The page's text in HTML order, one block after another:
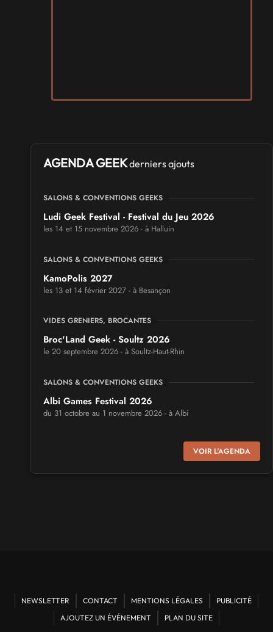
AGENDA GEEKderniers ajouts
SALONS & CONVENTIONS GEEKS
Ludi Geek Festival - Festival du Jeu 2026
les 14 et 15 novembre 2026 - à Halluin
SALONS & CONVENTIONS GEEKS
KamoPolis 2027
les 13 et 14 février 2027 - à Besançon
VIDES GRENIERS, BROCANTES
Broc'Land Geek - Soultz 2026
le 20 septembre 2026 - à Soultz-Haut-Rhin
SALONS & CONVENTIONS GEEKS
Albi Games Festival 2026
du 31 octobre au 1 novembre 2026 - à Albi
Virtual Calais - salon du jeu vidéo et des loisirs
numériques 2026
Mang'Azur 2027
les 24 et 25 avril 2027 - à Toulon
VOIR L'AGENDA
NEWSLETTER CONTACT MENTIONS LÉGALES
PUBLICITÉ
AJOUTEZ UN ÉVÉNEMENT
PLAN DU SITE